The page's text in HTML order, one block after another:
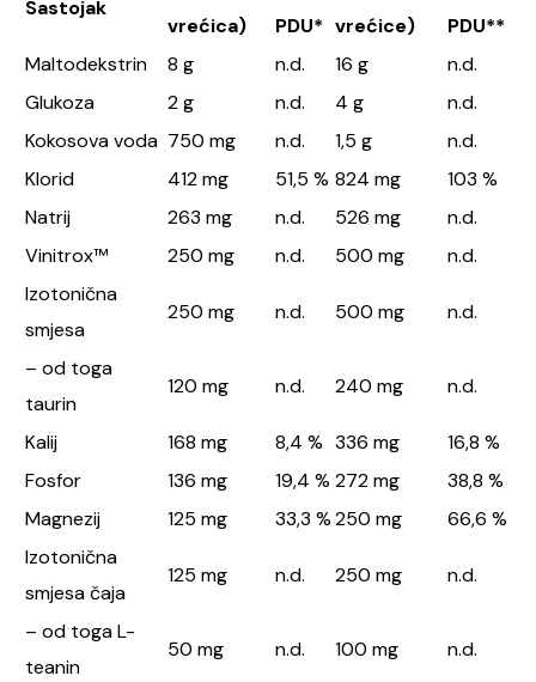
Sastojak
vrećica)
PDU* vrećice)
PDU**
Maltodekstrin
8 g n.d. 16 g
n.d.
Glukoza
2 g n.d. 4 g
n.d.
Kokosova voda 750 mg n.d. 1,5 g
n.d.
Klorid
412 mg 51,5 % 824 mg
103 %
Natrij
263 mg n.d. 526 mg
n.d.
Vinitrox™
250 mg n.d. 500 mg
n.d.
Izotonična
smjesa
250 mg n.d. 500 mg n.d.
– od toga
taurin
120 mg n.d. 240 mg n.d.
Kalij 168 mg 8,4 % 336 mg
16,8 %
Fosfor
136 mg 19,4 % 272 mg
38,8 %
Magnezij
125 mg 33,3 %250 mg
66,6 %
Izotonična
smjesa čaja
125 mg n.d. 250 mg n.d.
– od toga L-
teanin
50 mg n.d. 100 mg n.d.